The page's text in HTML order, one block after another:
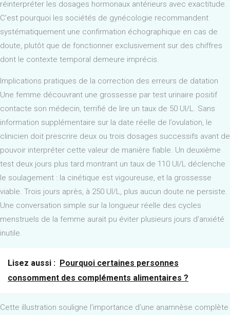
réinterpréter les dosages hormonaux antérieurs avec exactitude.
C’est pourquoi les sociétés de gynécologie recommandent
systématiquement une confirmation échographique en cas de
doute, plutôt que de fonctionner exclusivement sur des chiffres
dont le contexte temporal demeure imprécis.
Implications pratiques de la correction des erreurs de datation
Une femme découvrant une grossesse par test urinaire positif
contacte son médecin, terrifié de lire un taux de 50 UI/L. Sans
information supplémentaire sur la date réelle de l’ovulation, le
clinicien doit prescrire deux ou trois dosages successifs avant de
pouvoir interpréter cette valeur de manière fiable. Un deuxième
test deux jours plus tard montrant un taux de 110 UI/L déclenche
le soulagement : la cinétique est vigoureuse, et la grossesse
viable. Trois jours après, à 250 UI/L, plus aucun doute ne persiste.
Une conversation simple sur la longueur réelle des cycles
menstruels de la femme aurait pu éviter plusieurs jours d’anxiété
inutile.
Lisez aussi : Pourquoi certaines personnes
consomment des compléments alimentaires ?
Cette illustration souligne l’importance d’une anamnèse complète